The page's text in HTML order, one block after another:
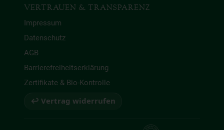
VERTRAUEN & TRANSPARENZ
Impressum
Datenschutz
AGB
Barrierefreiheitserklärung
Zertifikate & Bio-Kontrolle
↩ Vertrag widerrufen